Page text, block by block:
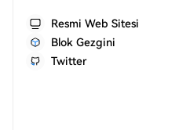
Resmi Web Sitesi
Blok Gezgini
Twitter